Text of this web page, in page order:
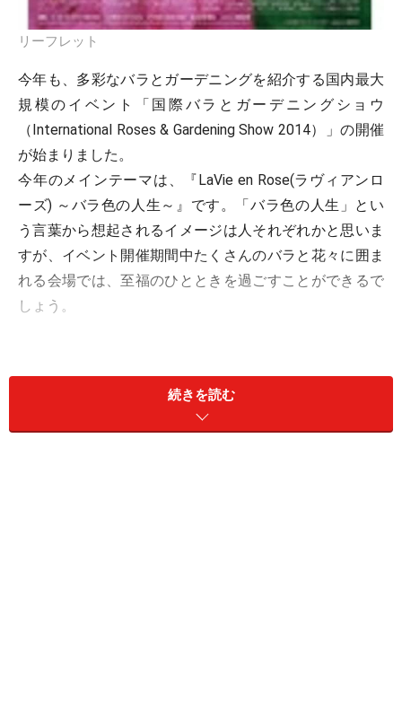
リーフレット
今年も、多彩なバラとガーデニングを紹介する国内最大
規模のイベント「国際バラとガーデニングショウ
（International Roses & Gardening Show 2014）」の開催
が始まりました。
今年のメインテーマは、『LaVie en Rose(ラヴィアンロ
ーズ) ～バラ色の人生～』です。「バラ色の人生」とい
う言葉から想起されるイメージは人それぞれかと思いま
すが、イベント開催期間中たくさんのバラと花々に囲ま
れる会場では、至福のひとときを過ごすことができるで
しょう。
期間─2014年5月10日（土）～16日（金）
9：30～17：30（入場は終了の30分前まで）
※初日10日は12:00から一般公開、最終日16日は17:00終
続きを読む